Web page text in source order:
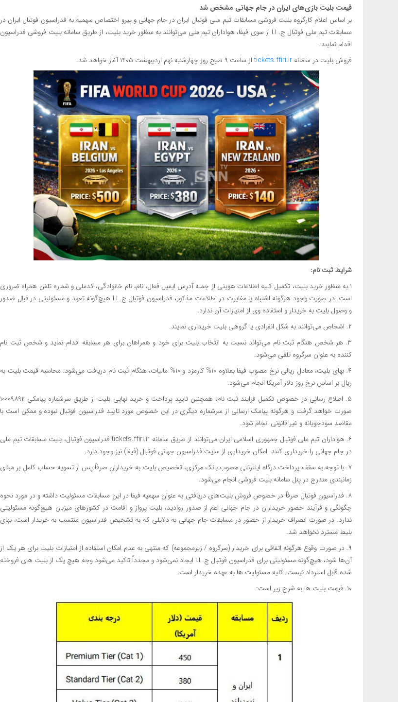
قیمت بلیت بازی‌های ایران در جام جهانی مشخص شد
بر اساس اعلام کارگروه بلیت فروشی مسابقات تیم ملی فوتبال ایران در جام جهانی و پیرو اختصاص سهمیه به فدراسیون فوتبال ایران در
مسابقات تیم ملی فوتبال ج. ا.ا از سوی فیفا، هواداران تیم ملی می‌توانند به منظور خرید بلیت، از طریق سامانه بلیت فروشی فدراسیون
اقدام نمایند.
فروش بلیت در سامانه
از ساعت ۹ صبح روز چهارشنبه نهم اردیبهشت ۱۴۰۵ آغاز خواهد شد.
شرایط ثبت نام:
۱.به منظور خرید بلیت، تکمیل کلیه اطلاعات هویتی از جمله آدرس ایمیل فعال، نام، نام خانوادگی، کدملی و شماره تلفن همراه ضروری
است. در صورت وجود هرگونه اشتباه یا مغایرت در اطلاعات مذکور، فدراسیون فوتبال ج. ا.ا هیچ‌گونه تعهد و مسئولیتی در قبال صدور
و وصول بلیت به خریدار و استفاده وی از امتیازات آن ندارد.
۲. اشخاص می‌توانند به شکل انفرادی یا گروهی بلیت خریداری نمایند.
۳. هر شخص هنگام ثبت نام می‌تواند نسبت به انتخاب بلیت برای خود و همراهان برای هر مسابقه اقدام نماید و شخص ثبت نام
کننده به عنوان سرگروه تلقی می‌شود.
۴. بهای بلیت، معادل ریالی نرخ مصوب فیفا بعلاوه ١٠% کارمزد و ۱۰% مالیات، هنگام ثبت نام دریافت می‌شود. محاسبه قیمت بلیت به
ریال بر اساس نرخ روز دلار آمریکا انجام می‌شود.
۵. اطلاع رسانی در خصوص تکمیل فرایند ثبت نام، همچنین تایید پرداخت و خرید نهایی بلیت از طریق سرشماره پیامکی ١٠٠٠٩٨٩٢
صورت خواهد گرفت و هرگونه پیامک ارسالی از سرشماره دیگری در این خصوص مورد تایید فدراسیون فوتبال نبوده و ممکن است با
مقاصد سودجویانه و غیر قانونی انجام شود.
۶. هواداران تیم ملی فوتبال جمهوری اسلامی ایران می‌توانند از طریق سامانه tickets.ffiri.ir فدراسیون فوتبال، بلیت مسابقات تیم ملی
در جام جهانی را خریداری کنند. امکان خریداری از سایت فدراسیون جهانی فوتبال (فیفا) نیز وجود دارد.
۷. با توجه به سقف پرداخت درگاه اینترنتی مصوب بانک مرکزی، تخصیص بلیت به خریداران صرفاً پس از تسویه حساب کامل بر مبنای
زمانبندی مندرج در پنل سامانه بلیت فروشی انجام می‌شود.
۸. فدراسیون فوتبال صرفاً در خصوص فروش بلیت‌های دریافتی به عنوان سهمیه فیفا در این مسابقات مسئولیت داشته و در مورد نحوه
چگونگی و فرآیند حضور خریداران در جام جهانی اعم از صدور روادید، بلیت پرواز و اقامت در کشورهای میزبان هیچ‌گونه مسئولیتی
ندارد. در صورت انصراف خریدار از حضور در مسابقات جام جهانی به دلایلی که به تشخیص فدراسیون منتسب به خریدار است، بهای
بلیط مسترد نخواهد شد.
۹. در صورت وقوع هرگونه اتفاقی برای خریدار (سرگروه / زیرمجموعه) که منتهی به عدم امکان استفاده از امتیازات بلیت برای هر یک از
آن‌ها شود، هیچ‌گونه مسئولیتی برای فدراسیون فوتبال ج. ا.ا ایجاد نمی‌شود و مجدداً تاکید می‌شود وجه هیچ یک از بلیت های فروخته
شده قابل استرداد نیست. کلیه مسئولیت ها به عهده خریدار است.
۱۰. قیمت بلیت ها به شرح زیر است: